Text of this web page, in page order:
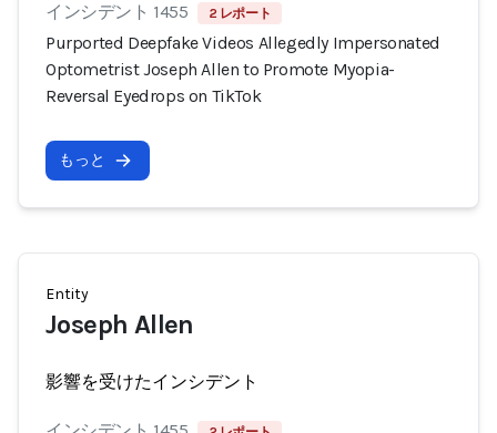
インシデント 1455 2 レポート
Purported Deepfake Videos Allegedly Impersonated
Optometrist Joseph Allen to Promote Myopia-
Reversal Eyedrops on TikTok
もっと
Entity
Joseph Allen
影響を受けたインシデント